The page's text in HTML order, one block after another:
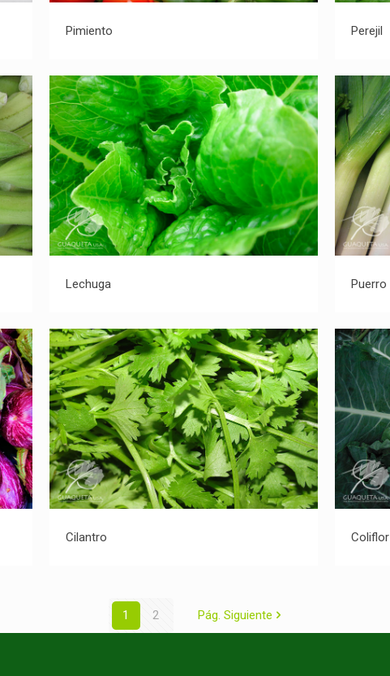
Pimiento Perejil
Lechuga Puerro
Cilantro Coliflor
1 2 Pág. Siguiente